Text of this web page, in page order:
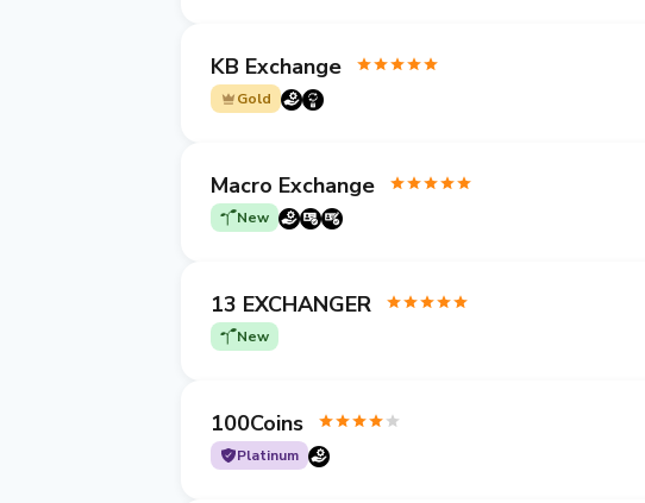
KB Exchange
Gold
Macro Exchange
New
13 EXCHANGER
New
100Coins
Platinum